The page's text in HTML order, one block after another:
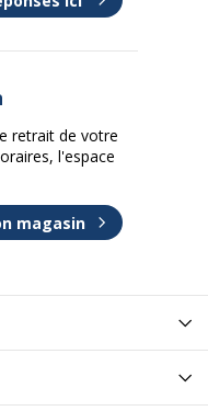
retrait de votre
l'espace
magasin